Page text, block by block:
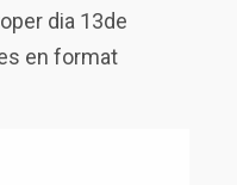
dia 13de
en format